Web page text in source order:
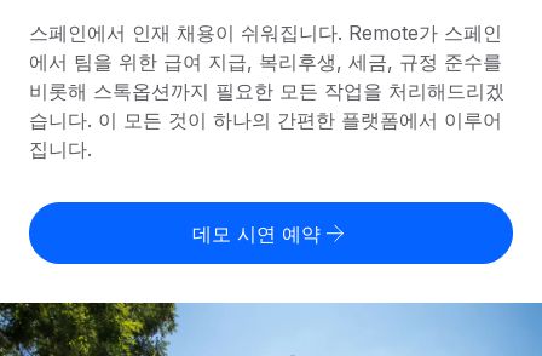
글로벌 급여
규정을 준수하며 급여 지급을 손쉽게 처리
기록상 고용주(EOR)
법인 설립 비용 없이 전 세계로 사업을 확장
PEO
글로벌 서비스 제공
국가별 정보
국가별 글로벌 채용 지원 알아보기
미국 주별 정보
Remote와 다른 솔루션 비교
다른 업체들과 비교해보기
성장 단계
리소스
도구 및 계산기
국가별 총 인건비 계산
글로벌 계약직을 위한 통화 옵션과 지급 소요 시간 확인
요금
한국어
English
Nederlands
스페인에서 인재 채용이 쉬워집니다. Remote가 스페인
에서 팀을 위한 급여 지급, 복리후생, 세금, 규정 준수를
비롯해 스톡옵션까지 필요한 모든 작업을 처리해드리겠
습니다. 이 모든 것이 하나의 간편한 플랫폼에서 이루어
집니다.
데모 시연 예약